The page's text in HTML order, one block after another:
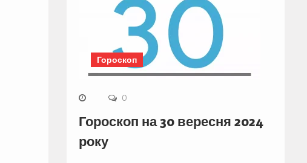
Гороскоп
0
Гороскоп на 30 вересня 2024
року